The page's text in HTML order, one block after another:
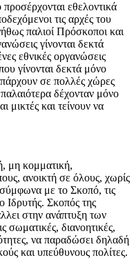
εθελοντικά
τις αρχές του
παλιοί Πρόσκοποι και
γίνονται δεκτά
εθνικές οργανώσεις
γίνονται δεκτά μόνο
σε πολλές χώρες
δέχονταν μόνο
μικτές και τείνουν να
μη κομματική,
ανοικτή σε όλους, χωρίς
με το Σκοπό, τις
Σκοπός της
στην ανάπτυξη των
σωματικές, διανοητικές,
να παραδώσει δηλαδή
και υπεύθυνους πολίτες.